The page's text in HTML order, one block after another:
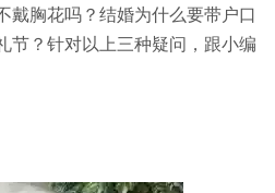
戴胸花吗？结婚为什么要带户口
节？针对以上三种疑问，跟小编